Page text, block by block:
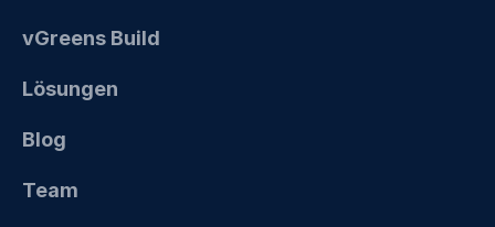
vGreens Build
Lösungen
Blog
Team